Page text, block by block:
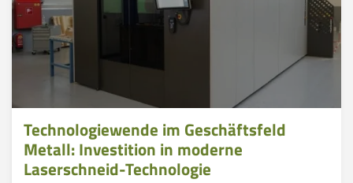
Technologiewende im Geschäftsfeld
Metall: Investition in moderne
Laserschneid-Technologie